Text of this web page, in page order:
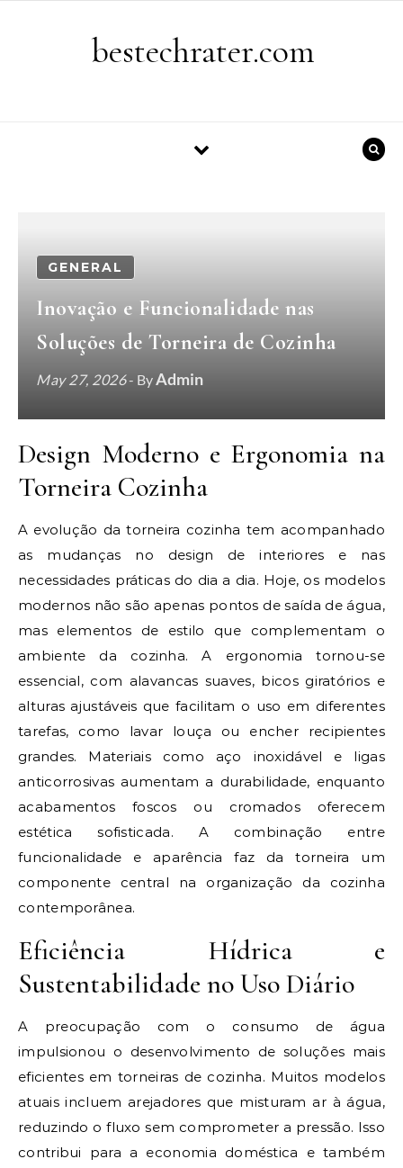
bestechrater.com
GENERAL
Inovação e Funcionalidade nas
Soluções de Torneira de Cozinha
May 27, 2026- ByAdmin
Design Moderno e Ergonomia na
Torneira Cozinha
A evolução da torneira cozinha tem acompanhado
as mudanças no design de interiores e nas
necessidades práticas do dia a dia. Hoje, os modelos
modernos não são apenas pontos de saída de água,
mas elementos de estilo que complementam o
ambiente da cozinha. A ergonomia tornou-se
essencial, com alavancas suaves, bicos giratórios e
alturas ajustáveis que facilitam o uso em diferentes
tarefas, como lavar louça ou encher recipientes
grandes. Materiais como aço inoxidável e ligas
anticorrosivas aumentam a durabilidade, enquanto
acabamentos foscos ou cromados oferecem
estética sofisticada. A combinação entre
funcionalidade e aparência faz da torneira um
componente central na organização da cozinha
contemporânea.
Eficiência Hídrica e
Sustentabilidade no Uso Diário
A preocupação com o consumo de água
impulsionou o desenvolvimento de soluções mais
eficientes em torneiras de cozinha. Muitos modelos
atuais incluem arejadores que misturam ar à água,
reduzindo o fluxo sem comprometer a pressão. Isso
contribui para a economia doméstica e também